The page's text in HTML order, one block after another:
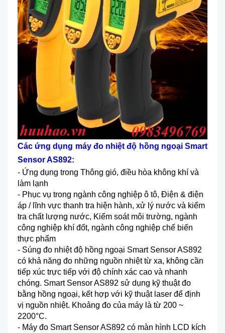
Các ứng dụng máy đo nhiệt độ hồng ngoại Smart
Sensor AS892:
- Ứng dụng trong Thông gió, điều hòa không khí và
làm l ạnh
- Phục vụ trong ngành công nghiệp ô tô, Điện & điện
áp / lĩnh vực thanh tra hiện hành, xử l ý nước và kiểm
tra chất lượng nước, Kiểm soát môi trường, ngành
công nghiệp khí đốt, ngành công nghiệp chế biến
thực phẩm
- Súng đo nhiệt độ hồng ngoại Smart Sensor AS892
có khả năng đo những nguồn nhiệt từ xa, không cần
tiếp xúc trực tiếp với độ chính xác cao và nhanh
chóng. Smart Sensor AS892 sử dụng kỹ thuật đo
bằng hồng ngoại, kết hợp với kỹ thuật laser để định
vị nguồn nhiệt. Khoảng đo của máy là từ 200 ~
2200°C.
- Máy đo Smart Sensor AS892 có màn hình LCD kích